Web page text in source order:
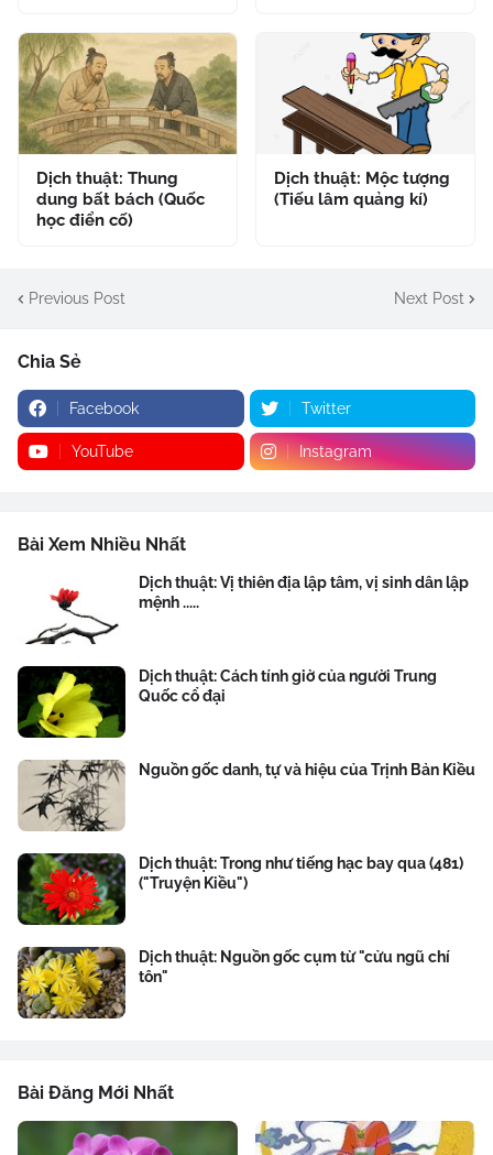
Dịch thuật: Thung
dung bất bách (Quốc
học điển cố)
Dịch thuật: Mộc tượng
(Tiếu lâm quảng kí)
Previous Post Next Post
Chia Sẻ
Facebook Twitter
YouTube Instagram
Bài Xem Nhiều Nhất
Dịch thuật: Vị thiên địa lập tâm, vị sinh dân lập
mệnh .....
Dịch thuật: Cách tính giờ của người Trung
Quốc cổ đại
Nguồn gốc danh, tự và hiệu của Trịnh Bản Kiều
Dịch thuật: Trong như tiếng hạc bay qua (481)
("Truyện Kiều")
Dịch thuật: Nguồn gốc cụm từ "cửu ngũ chí
tôn"
Bài Đăng Mới Nhất